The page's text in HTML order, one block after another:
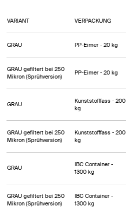
VARIANT VERPACKUNG
GRAU PP-Eimer - 20 kg
GRAU gefiltert bei 250
Mikron (Sprühversion)
PP-Eimer - 20 kg
GRAU
Kunststofffass - 200
kg
GRAU gefiltert bei 250
Mikron (Sprühversion)
Kunststofffass - 200
kg
GRAU
IBC Container -
1300 kg
GRAU gefiltert bei 250
Mikron (Sprühversion)
IBC Container -
1300 kg